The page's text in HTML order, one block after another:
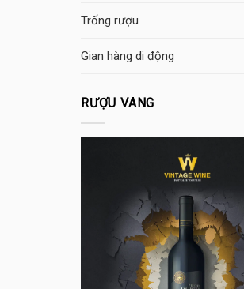
Trống rượu
Gian hàng di động
RƯỢU VANG